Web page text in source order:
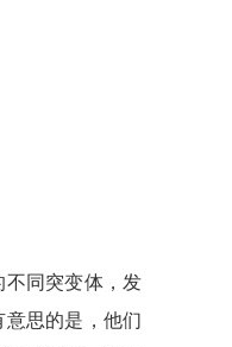
不同突变体，发
思的是，他们